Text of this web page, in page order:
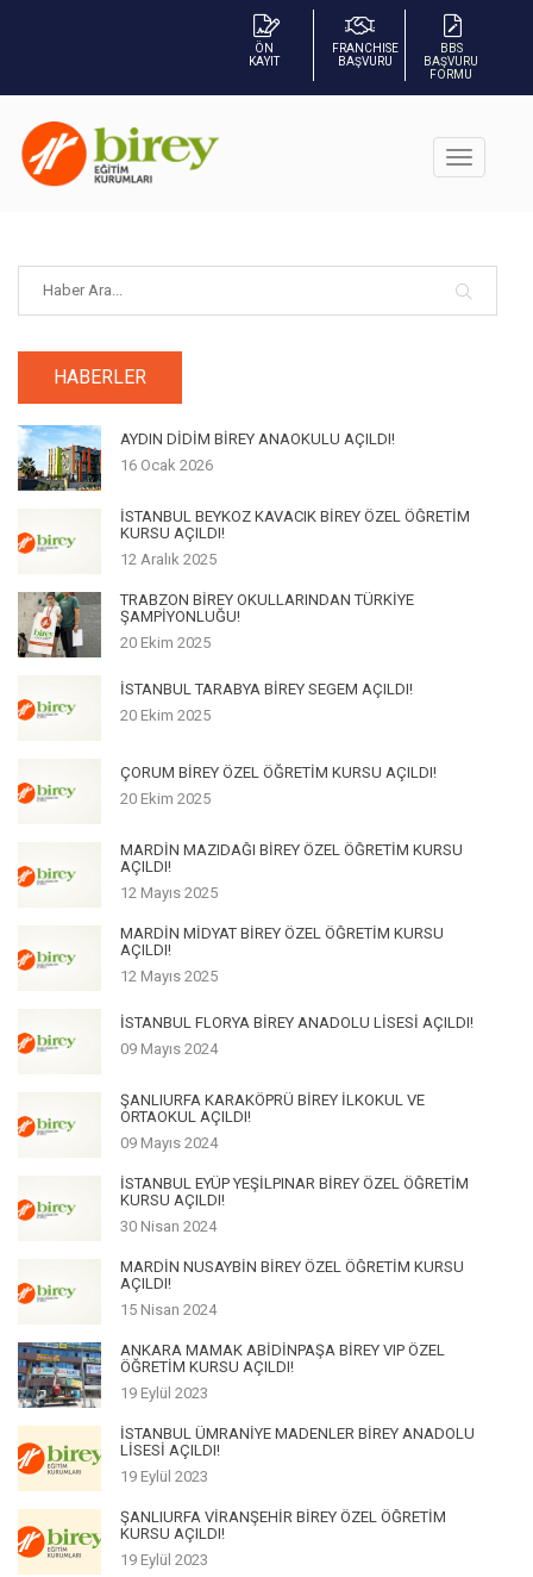
BBS
BAŞVURU
FORMU
FRANCHISE
BAŞVURU
ÖN
KAYIT
HABERLER
AYDIN DİDİM BİREY ANAOKULU AÇILDI!
16 Ocak 2026
İSTANBUL BEYKOZ KAVACIK BİREY ÖZEL ÖĞRETİM
KURSU AÇILDI!
12 Aralık 2025
TRABZON BİREY OKULLARINDAN TÜRKİYE
ŞAMPİYONLUĞU!
20 Ekim 2025
İSTANBUL TARABYA BİREY SEGEM AÇILDI!
20 Ekim 2025
ÇORUM BİREY ÖZEL ÖĞRETİM KURSU AÇILDI!
20 Ekim 2025
MARDİN MAZIDAĞI BİREY ÖZEL ÖĞRETİM KURSU
AÇILDI!
12 Mayıs 2025
MARDİN MİDYAT BİREY ÖZEL ÖĞRETİM KURSU
AÇILDI!
12 Mayıs 2025
İSTANBUL FLORYA BİREY ANADOLU LİSESİ AÇILDI!
09 Mayıs 2024
ŞANLIURFA KARAKÖPRÜ BİREY İLKOKUL VE
ORTAOKUL AÇILDI!
09 Mayıs 2024
İSTANBUL EYÜP YEŞİLPINAR BİREY ÖZEL ÖĞRETİM
KURSU AÇILDI!
30 Nisan 2024
MARDİN NUSAYBİN BİREY ÖZEL ÖĞRETİM KURSU
AÇILDI!
15 Nisan 2024
ANKARA MAMAK ABİDİNPAŞA BİREY VIP ÖZEL
ÖĞRETİM KURSU AÇILDI!
19 Eylül 2023
İSTANBUL ÜMRANİYE MADENLER BİREY ANADOLU
LİSESİ AÇILDI!
19 Eylül 2023
ŞANLIURFA VİRANŞEHİR BİREY ÖZEL ÖĞRETİM
KURSU AÇILDI!
19 Eylül 2023